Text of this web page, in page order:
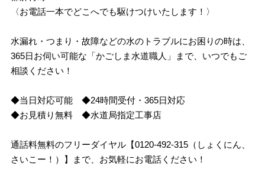
〈お電話一本でどこへでも駆けつけいたします！〉
水漏れ・つまり・故障などの水のトラブルにお困りの時は、
365日お伺い可能な「かごしま水道職人」まで、いつでもご
相談ください！
◆当日対応可能 ◆24時間受付・365日対応
◆お見積り無料 ◆水道局指定工事店
通話料無料のフリーダイヤル【0120-492-315（しょくにん、
さいこー！）】まで、お気軽にお電話ください！